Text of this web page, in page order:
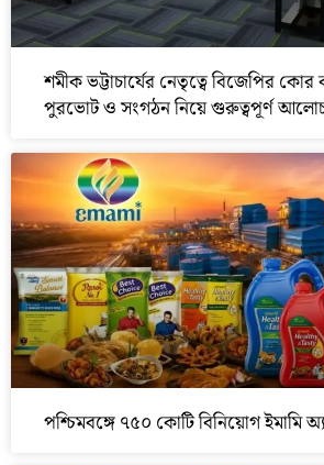
শমীক ভট্টাচার্যের নেতৃত্বে বিজেপির
পুরভোট ও সংগঠন নিয়ে গুরুত্বপূর্ণ
পশ্চিমবঙ্গে ৭৫০ কোটি বিনিয়োগ ইমামি